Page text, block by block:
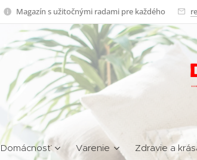
Magazín s užitočnými radami pre každého
Domácnosť Varenie Zdravie a